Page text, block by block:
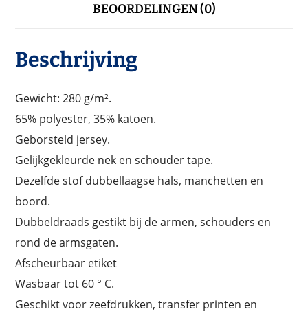
BEOORDELINGEN (0)
Beschrijving
Gewicht: 280 g/m².
65% polyester, 35% katoen.
Geborsteld jersey.
Gelijkgekleurde nek en schouder tape.
Dezelfde stof dubbellaagse hals, manchetten en
boord.
Dubbeldraads gestikt bij de armen, schouders en
rond de armsgaten.
Afscheurbaar etiket
Wasbaar tot 60 ° C.
Geschikt voor zeefdrukken, transfer printen en